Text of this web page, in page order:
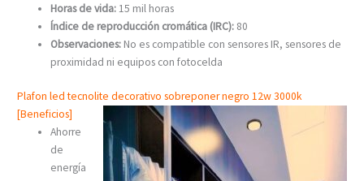
Horas de vida: 15 mil horas
Índice de reproducción cromática (IRC): 80
Observaciones: No es compatible con sensores IR, sensores de
proximidad ni equipos con fotocelda
Plafon led tecnolite decorativo sobreponer negro 12w 3000k
[Beneficios]
Ahorre
de
energía